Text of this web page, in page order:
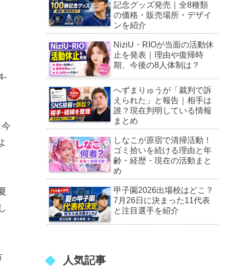
記念グッズ発売｜全8種類
の価格・販売場所・デザイ
ンを紹介
NiziU・RIOが当面の活動休
止を発表｜理由や復帰時
期、今後の8人体制は？
へずまりゅうが「裁判で訴
えられた」と報告｜相手は
誰？現在判明している情報
まとめ
しなこが原宿で清掃活動！
ゴミ拾いを続ける理由と年
齢・経歴・現在の活動まと
め
甲子園2026出場校はどこ？
7月26日に決まった11代表
と注目選手を紹介
人気記事